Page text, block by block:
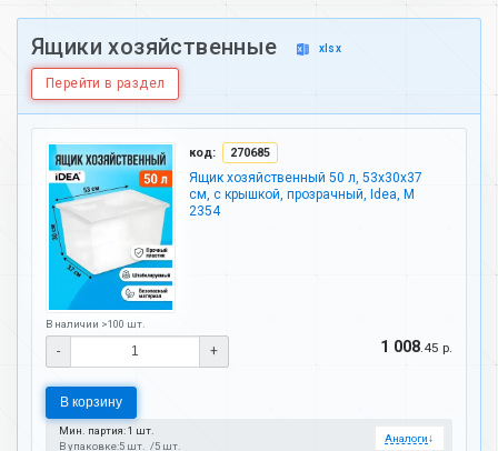
Ящики хозяйственные xlsx
Перейти в раздел
код: 270685
Ящик хозяйственный 50 л, 53х30х37
см, с крышкой, прозрачный, Idea, М
2354
В наличии >100 шт.
- + 1 008 .45 р.
В корзину
Мин. партия: 1 шт.
В упаковке:5 шт. 5 шт.
Аналоги↓